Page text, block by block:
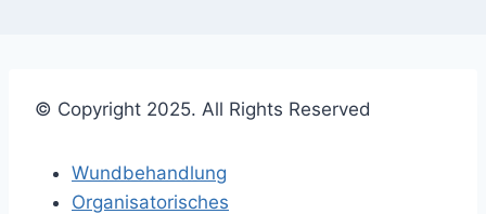
© Copyright 2025. All Rights Reserved
Wundbehandlung
Organisatorisches